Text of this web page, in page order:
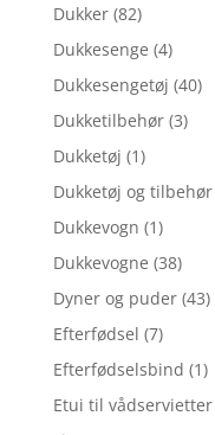
Dukker (82)
Dukkesenge (4)
Dukkesengetøj (40)
Dukketilbehør (3)
Dukketøj (1)
Dukketøj og tilbehør
Dukkevogn (1)
Dukkevogne (38)
Dyner og puder (43)
Efterfødsel (7)
Efterfødselsbind (1)
Etui til vådservietter